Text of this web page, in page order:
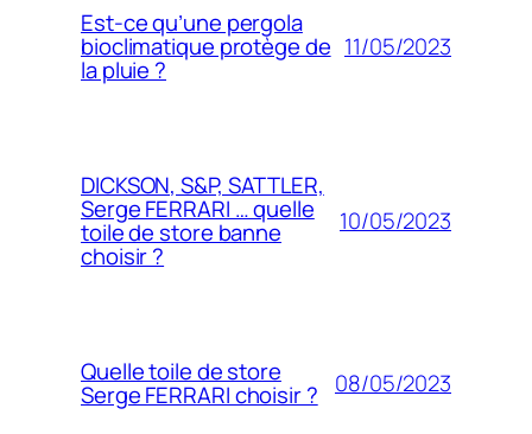
Est-ce qu’une pergola
bioclimatique protège de
la pluie ?
11/05/2023
DICKSON, S&P, SATTLER,
Serge FERRARI … quelle
toile de store banne
choisir ?
10/05/2023
Quelle toile de store
Serge FERRARI choisir ? 08/05/2023